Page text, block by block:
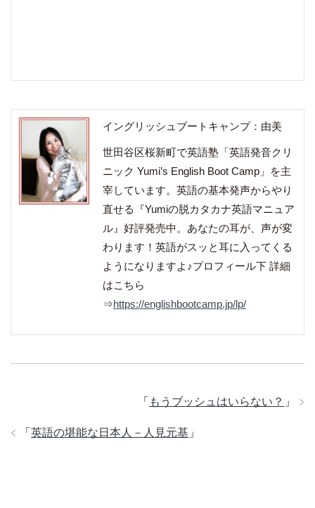
イングリッシュブートキャンプ：由美
世田谷区桜新町で英語塾「英語発音クリ
ニック Yumi’s English Boot Camp」を主
宰しています。英語の基本発声からやり
直せる『Yumiの脱カタカナ英語マニュア
ル』好評発売中。あなたの耳が、声が変
わります！英語がスッと耳に入ってくる
ようになりますよ♪プロフィール下 詳細
はこちら
⇒https://englishbootcamp.jp/lp/
「 もうブッシュはいらない？ 」
「 英語の堪能な日本人－人見元基 」